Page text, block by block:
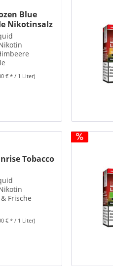
Blue
Nikotinsalz
€ * / 1 Liter)
Tobacco
Frische
€ * / 1 Liter)